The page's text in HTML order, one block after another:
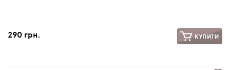
290 грн. КУПИТИ